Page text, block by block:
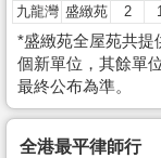
九龍灣 盛緻苑 2
*盛緻苑全屋苑共提
個新單位，其餘單
最終公布為準。
全港最平律師行